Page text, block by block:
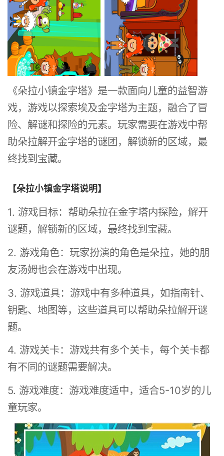
《朵拉小镇金字塔》是一款面向儿童的益智游
戏，游戏以探索埃及金字塔为主题，融合了冒
险、解谜和探险的元素。玩家需要在游戏中帮
助朵拉解开金字塔的谜团，解锁新的区域，最
终找到宝藏。
【朵拉小镇金字塔说明】
1. 游戏目标：帮助朵拉在金字塔内探险，解开
谜题，解锁新的区域，最终找到宝藏。
2. 游戏角色：玩家扮演的角色是朵拉，她的朋
友汤姆也会在游戏中出现。
3. 游戏道具：游戏中有多种道具，如指南针、
钥匙、地图等，这些道具可以帮助朵拉解开谜
题。
4. 游戏关卡：游戏共有多个关卡，每个关卡都
有不同的谜题需要解决。
5. 游戏难度：游戏难度适中，适合5-10岁的儿
童玩家。